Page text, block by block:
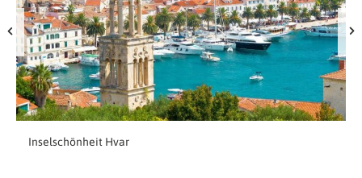
Inselschönheit Hvar